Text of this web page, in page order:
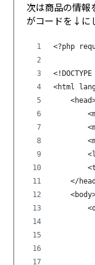
次は商品の情
がコードを↓に
<?php
<html
</